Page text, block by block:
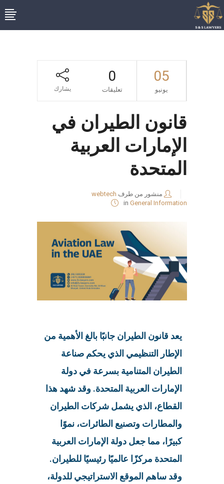
05
يونيو
0
تعليقات يشارك
قانون الطيران في
الإمارات العربية
المتحدة
منشور من طرف webtech
in General Information
يعد قانون الطيران جانبًا بالغ الأهمية من
الإطار التنظيمي الذي يحكم صناعة
الطيران المتنامية بسرعة في دولة
الإمارات العربية المتحدة. وقد شهد هذا
القطاع، الذي يشمل شركات الطيران
والمطارات وتصنيع الطائرات، نموًا
كبيرًا، مما جعل دولة الإمارات العربية
المتحدة مركزًا عالميًا رئيسيًا للطيران.
وقد ساهم الموقع الاستراتيجي للدولة،